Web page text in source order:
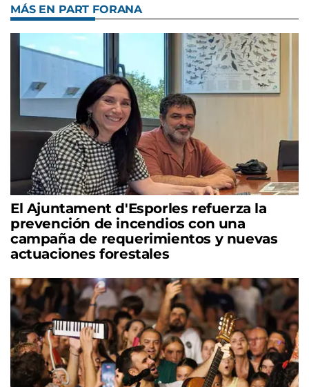
MÁS EN PART FORANA
El Ajuntament d'Esporles refuerza la
prevención de incendios con una
campaña de requerimientos y nuevas
actuaciones forestales